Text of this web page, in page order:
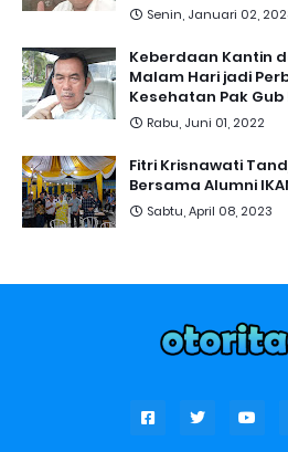
Senin, Januari 02,
Keberdaan Kantin
Malam Hari jadi
Kesehatan Pak Gub
Rabu, Juni 01, 2022
Fitri Krisnawati
Bersama Alumni
Sabtu, April 08, 2023